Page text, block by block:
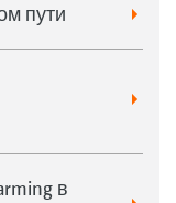
пути
в